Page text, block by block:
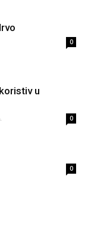
0
u
0
0